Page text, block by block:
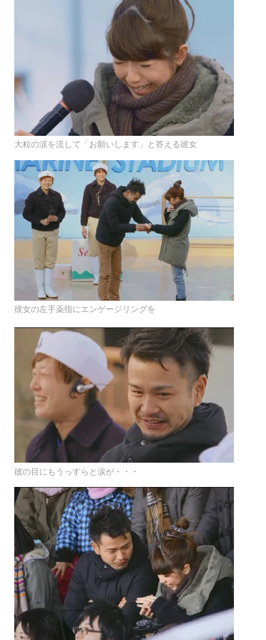
大粒の涙を流して「お願いします」と答える彼女
彼女の左手薬指にエンゲージリングを
彼の目にもうっすらと涙が・・・